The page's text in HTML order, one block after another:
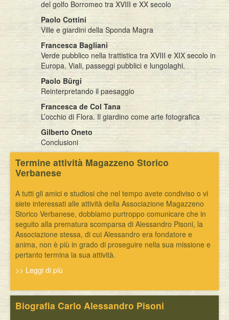
del golfo Borromeo tra XVIII e XX secolo
Paolo Cottini
Ville e giardini della Sponda Magra
Francesca Bagliani
Verde pubblico nella trattistica tra XVIII e XIX secolo in
Europa. Viali, passeggi pubblici e lungolaghi.
Paolo Bürgi
Reinterpretando il paesaggio
Francesca de Col Tana
L’occhio di Flora. Il giardino come arte fotografica
Gilberto Oneto
Conclusioni
Termine attività Magazzeno Storico
Verbanese
A tutti gli amici e studiosi che nel tempo avete condiviso o vi
siete interessati alle attività della Associazione Magazzeno
Storico Verbanese, dobbiamo purtroppo comunicare che in
seguito alla prematura scomparsa di Alessandro Pisoni, la
Associazione stessa, di cui Alessandro era fondatore e
anima, non è più in grado di proseguire nella sua missione e
pertanto termina la sua attività.
>> Leggi di più
Biografia Carlo Alessandro Pisoni